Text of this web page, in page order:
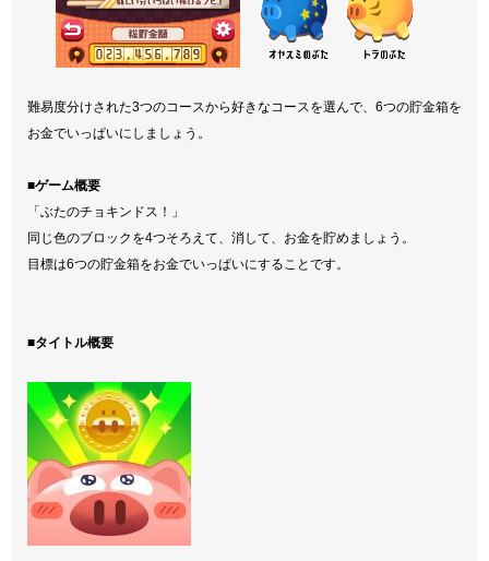
難易度分けされた3つのコースから好きなコースを選んで、6つの貯金箱を
お金でいっぱいにしましょう。
■ゲーム概要
「ぶたのチョキンドス！」
同じ色のブロックを4つそろえて、消して、お金を貯めましょう。
目標は6つの貯金箱をお金でいっぱいにすることです。
■タイトル概要